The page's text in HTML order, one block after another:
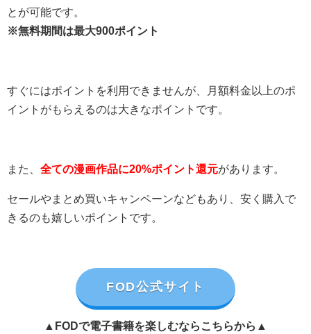
とが可能です。
※無料期間は最大900ポイント
すぐにはポイントを利用できませんが、月額料金以上のポ
イントがもらえるのは大きなポイントです。
また、 全ての漫画作品に20%ポイント還元があります。
セールやまとめ買いキャンペーンなどもあり、安く購入で
きるのも嬉しいポイントです。
FOD公式サイト
▲FODで電子書籍を楽しむならこちらから▲